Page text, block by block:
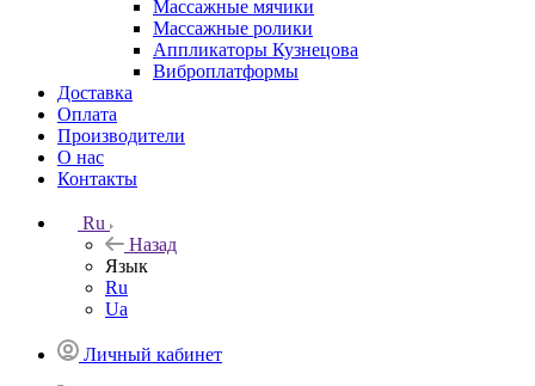
Массажные мячики
Массажные ролики
Аппликаторы Кузнецова
Виброплатформы
Доставка
Оплата
Производители
О нас
Контакты
Ru
Назад
Язык
Ru
Ua
Личный кабинет